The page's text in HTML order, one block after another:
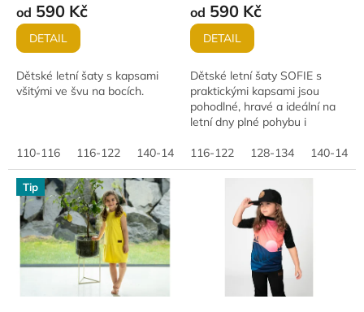
od 590 Kč
DETAIL
Dětské letní šaty s kapsami
všitými ve švu na bocích.
110-116 116-122 140-146 152-158
od 590 Kč
DETAIL
Dětské letní šaty SOFIE s
praktickými kapsami jsou
pohodlné, hravé a ideální na
letní dny plné pohybu i
116-122
128-134 140-146
Tip